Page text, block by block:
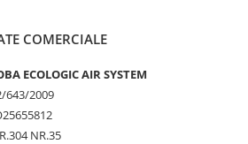
COMERCIALE
ECOLOGIC AIR SYSTEM
643/2009
NR.35